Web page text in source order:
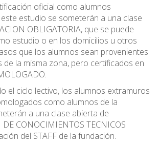
oficial como alumnos
estudio se someterán a una clase
OBLIGATORIA, que se puede
estudio o en los domicilios u otros
que los alumnos sean provenientes
la misma zona, pero certificados en
el ciclo lectivo, los alumnos extramuros
como alumnos de la
a una clase abierta de
CONOCIMIENTOS TECNICOS
del STAFF de la fundación.